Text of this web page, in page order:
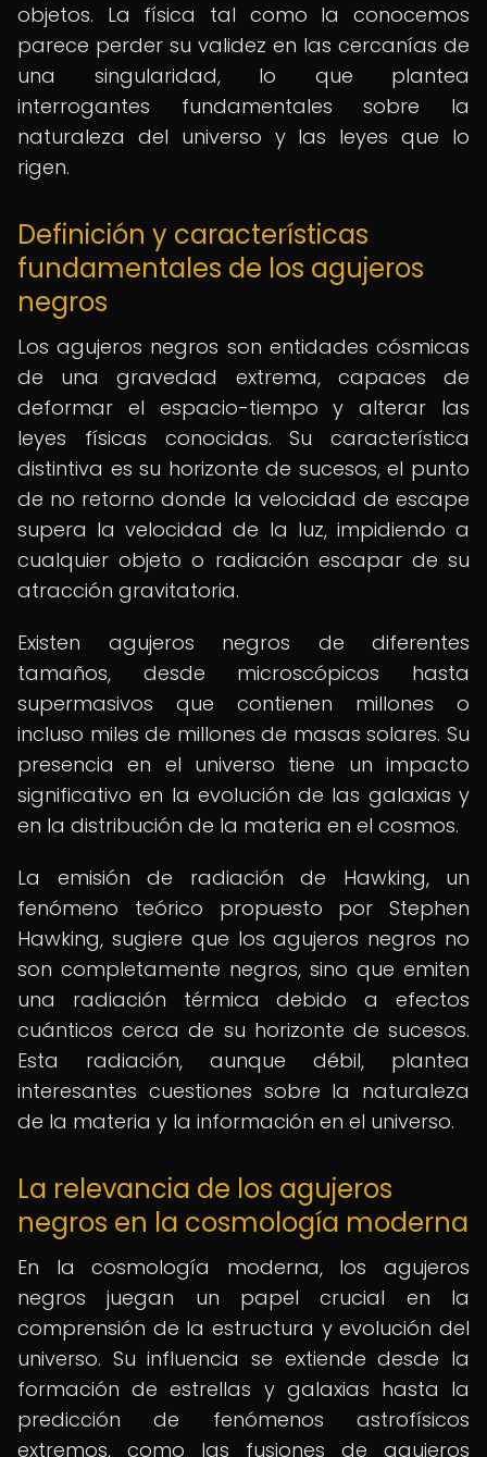
objetos. La física tal como la conocemos
parece perder su validez en las cercanías de
una singularidad, lo que plantea
interrogantes fundamentales sobre la
naturaleza del universo y las leyes que lo
rigen.
Definición y características
fundamentales de los agujeros
negros
Los agujeros negros son entidades cósmicas
de una gravedad extrema, capaces de
deformar el espacio-tiempo y alterar las
leyes físicas conocidas. Su característica
distintiva es su horizonte de sucesos, el punto
de no retorno donde la velocidad de escape
supera la velocidad de la luz, impidiendo a
cualquier objeto o radiación escapar de su
atracción gravitatoria.
Existen agujeros negros de diferentes
tamaños, desde microscópicos hasta
supermasivos que contienen millones o
incluso miles de millones de masas solares. Su
presencia en el universo tiene un impacto
significativo en la evolución de las galaxias y
en la distribución de la materia en el cosmos.
La emisión de radiación de Hawking, un
fenómeno teórico propuesto por Stephen
Hawking, sugiere que los agujeros negros no
son completamente negros, sino que emiten
una radiación térmica debido a efectos
cuánticos cerca de su horizonte de sucesos.
Esta radiación, aunque débil, plantea
interesantes cuestiones sobre la naturaleza
de la materia y la información en el universo.
La relevancia de los agujeros
negros en la cosmología moderna
En la cosmología moderna, los agujeros
negros juegan un papel crucial en la
comprensión de la estructura y evolución del
universo. Su influencia se extiende desde la
formación de estrellas y galaxias hasta la
predicción de fenómenos astrofísicos
extremos, como las fusiones de agujeros